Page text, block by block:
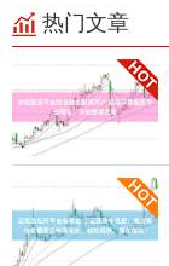
热门文章